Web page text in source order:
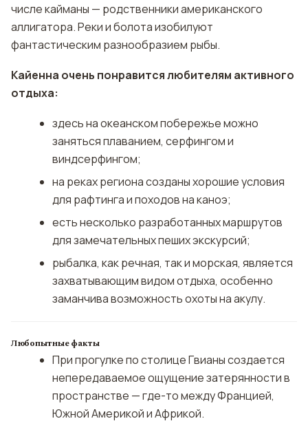
числе кайманы — родственники американского
аллигатора. Реки и болота изобилуют
фантастическим разнообразием рыбы.
Кайенна очень понравится любителям активного
отдыха:
здесь на океанском побережье можно
заняться плаванием, серфингом и
виндсерфингом;
на реках региона созданы хорошие условия
для рафтинга и походов на каноэ;
есть несколько разработанных маршрутов
для замечательных пеших экскурсий;
рыбалка, как речная, так и морская, является
захватывающим видом отдыха, особенно
заманчива возможность охоты на акулу.
Любопытные факты
При прогулке по столице Гвианы создается
непередаваемое ощущение затерянности в
пространстве — где-то между Францией,
Южной Америкой и Африкой.